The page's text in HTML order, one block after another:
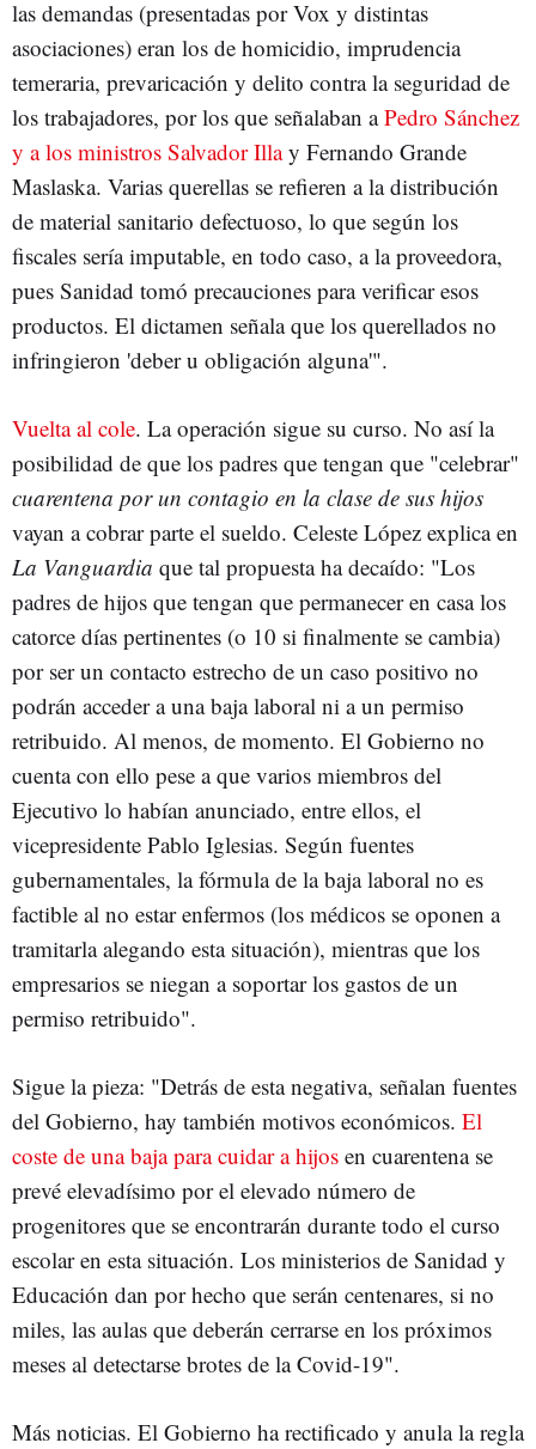
las demandas (presentadas por Vox y distintas
asociaciones) eran los de homicidio, imprudencia
temeraria, prevaricación y delito contra la seguridad de
los trabajadores, por los que señalaban aPedro Sánchez
y a los ministros Salvador Illay Fernando Grande
Maslaska. Varias querellas se refieren a la distribución
de material sanitario defectuoso, lo que según los
fiscales sería imputable, en todo caso, a la proveedora,
pues Sanidad tomó precauciones para verificar esos
productos. El dictamen señala que los querellados no
infringieron 'deber u obligación alguna'".
Vuelta al cole. La operación sigue su curso. No así la
posibilidad de que los padres que tengan que "celebrar"
cuarentena por un contagio en la clase de sus hijos
vayan a cobrar parte el sueldo. Celeste López explica en
La Vanguardia que tal propuesta ha decaído: "Los
padres de hijos que tengan que permanecer en casa los
catorce días pertinentes (o 10 si finalmente se cambia)
por ser un contacto estrecho de un caso positivo no
podrán acceder a una baja laboral ni a un permiso
retribuido. Al menos, de momento. El Gobierno no
cuenta con ello pese a que varios miembros del
Ejecutivo lo habían anunciado, entre ellos, el
vicepresidente Pablo Iglesias. Según fuentes
gubernamentales, la fórmula de la baja laboral no es
factible al no estar enfermos (los médicos se oponen a
tramitarla alegando esta situación), mientras que los
empresarios se niegan a soportar los gastos de un
permiso retribuido".
Sigue la pieza: "Detrás de esta negativa, señalan fuentes
del Gobierno, hay también motivos económicos. El
coste de una baja para cuidar a hijos en cuarentena se
prevé elevadísimo por el elevado número de
progenitores que se encontrarán durante todo el curso
escolar en esta situación. Los ministerios de Sanidad y
Educación dan por hecho que serán centenares, si no
miles, las aulas que deberán cerrarse en los próximos
meses al detectarse brotes de la Covid-19".
Más noticias. El Gobierno ha rectificado y anula la regla